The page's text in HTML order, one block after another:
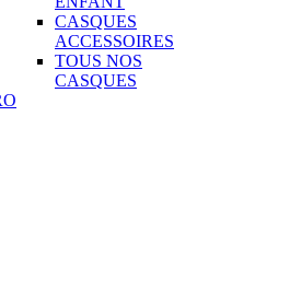
CASQUES
ACCESSOIRES
TOUS NOS
CASQUES